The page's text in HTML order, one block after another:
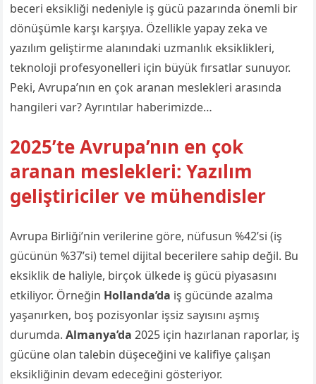
beceri eksikliği nedeniyle iş gücü pazarında önemli bir
dönüşümle karşı karşıya. Özellikle yapay zeka ve
yazılım geliştirme alanındaki uzmanlık eksiklikleri,
teknoloji profesyonelleri için büyük fırsatlar sunuyor.
Peki, Avrupa’nın en çok aranan meslekleri arasında
hangileri var? Ayrıntılar haberimizde…
2025’te Avrupa’nın en çok
aranan meslekleri: Yazılım
geliştiriciler ve mühendisler
Avrupa Birliği’nin verilerine göre, nüfusun %42’si (iş
gücünün %37’si) temel dijital becerilere sahip değil. Bu
eksiklik de haliyle, birçok ülkede iş gücü piyasasını
etkiliyor. Örneğin Hollanda’da iş gücünde azalma
yaşanırken, boş pozisyonlar işsiz sayısını aşmış
durumda.Almanya’da 2025 için hazırlanan raporlar, iş
gücüne olan talebin düşeceğini ve kalifiye çalışan
eksikliğinin devam edeceğini gösteriyor.